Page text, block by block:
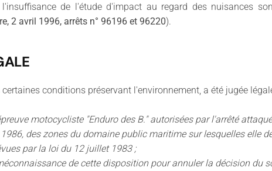
de l'étude d'impact au regard des nuisances
2 avril 1996, arrêts n° 96196 et 96220).
conditions préservant l'environnement, a été jugée
motocycliste "Enduro des B." autorisées par l'arrêté
des zones du domaine public maritime sur lesquelles elle
par la loi du 12 juillet 1983 ;
de cette disposition pour annuler la décision du